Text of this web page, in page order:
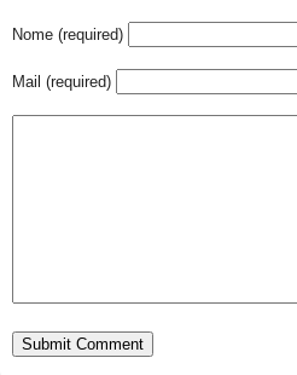
Nome (required)
Mail (required)